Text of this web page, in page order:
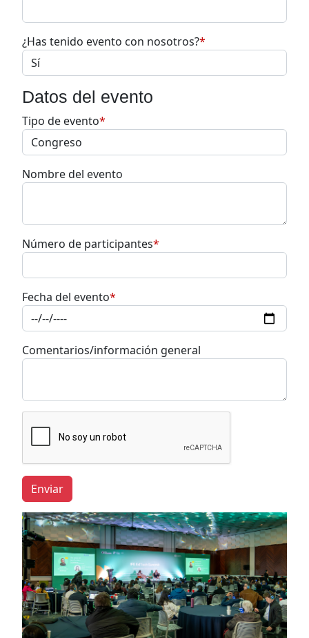
¿Has tenido evento con nosotros?*
Datos del evento
Tipo de evento*
Nombre del evento
Número de participantes*
Fecha del evento*
Comentarios/información general
Enviar